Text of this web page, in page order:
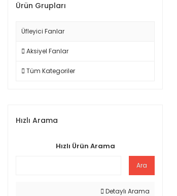
Ürün Grupları
Üfleyici Fanlar
Aksiyel Fanlar
Tüm Kategoriler
Hızlı Arama
Hızlı Ürün Arama
Ara
Detaylı Arama